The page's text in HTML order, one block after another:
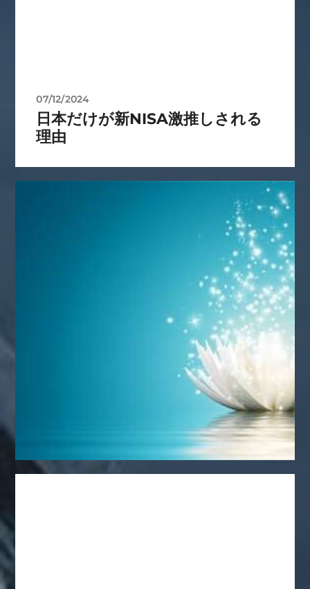
07/12/2024
日本だけが新NISA激推しされる
理由